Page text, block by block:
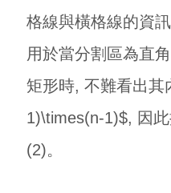
格線與橫格線的資
用於當分割區為直
矩形時, 不難看出其
1)\times(n-1)$, 因
(2)。